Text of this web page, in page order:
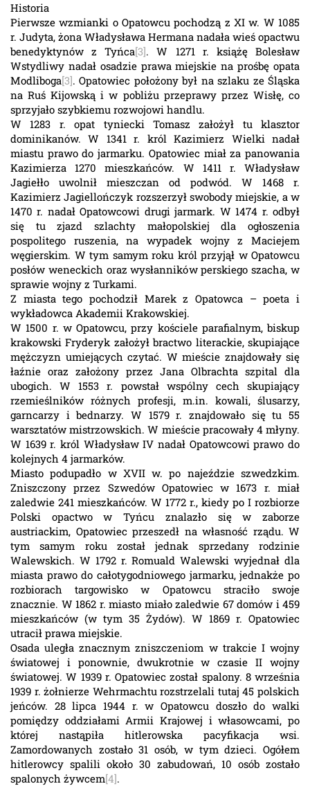
Historia
Pierwsze wzmianki o Opatowcu pochodzą z XI w. W 1085
r. Judyta, żona Władysława Hermana nadała wieś opactwu
benedyktynów z Tyńca[3]. W 1271 r. książę Bolesław
Wstydliwy nadał osadzie prawa miejskie na prośbę opata
Modliboga[3]. Opatowiec położony był na szlaku ze Śląska
na Ruś Kijowską i w pobliżu przeprawy przez Wisłę, co
sprzyjało szybkiemu rozwojowi handlu.
W 1283 r. opat tyniecki Tomasz założył tu klasztor
dominikanów. W 1341 r. król Kazimierz Wielki nadał
miastu prawo do jarmarku. Opatowiec miał za panowania
Kazimierza 1270 mieszkańców. W 1411 r. Władysław
Jagiełło uwolnił mieszczan od podwód. W 1468 r.
Kazimierz Jagiellończyk rozszerzył swobody miejskie, a w
1470 r. nadał Opatowcowi drugi jarmark. W 1474 r. odbył
się tu zjazd szlachty małopolskiej dla ogłoszenia
pospolitego ruszenia, na wypadek wojny z Maciejem
węgierskim. W tym samym roku król przyjął w Opatowcu
posłów weneckich oraz wysłanników perskiego szacha, w
sprawie wojny z Turkami.
Z miasta tego pochodził Marek z Opatowca – poeta i
wykładowca Akademii Krakowskiej.
W 1500 r. w Opatowcu, przy kościele parafialnym, biskup
krakowski Fryderyk założył bractwo literackie, skupiające
mężczyzn umiejących czytać. W mieście znajdowały się
łaźnie oraz założony przez Jana Olbrachta szpital dla
ubogich. W 1553 r. powstał wspólny cech skupiający
rzemieślników różnych profesji, m.in. kowali, ślusarzy,
garncarzy i bednarzy. W 1579 r. znajdowało się tu 55
warsztatów mistrzowskich. W mieście pracowały 4 młyny.
W 1639 r. król Władysław IV nadał Opatowcowi prawo do
kolejnych 4 jarmarków.
Miasto podupadło w XVII w. po najeździe szwedzkim.
Zniszczony przez Szwedów Opatowiec w 1673 r. miał
zaledwie 241 mieszkańców. W 1772 r., kiedy po I rozbiorze
Polski opactwo w Tyńcu znalazło się w zaborze
austriackim, Opatowiec przeszedł na własność rządu. W
tym samym roku został jednak sprzedany rodzinie
Walewskich. W 1792 r. Romuald Walewski wyjednał dla
miasta prawo do całotygodniowego jarmarku, jednakże po
rozbiorach targowisko w Opatowcu straciło swoje
znacznie. W 1862 r. miasto miało zaledwie 67 domów i 459
mieszkańców (w tym 35 Żydów). W 1869 r. Opatowiec
utracił prawa miejskie.
Osada uległa znacznym zniszczeniom w trakcie I wojny
światowej i ponownie, dwukrotnie w czasie II wojny
światowej. W 1939 r. Opatowiec został spalony. 8 września
1939 r. żołnierze Wehrmachtu rozstrzelali tutaj 45 polskich
jeńców. 28 lipca 1944 r. w Opatowcu doszło do walki
pomiędzy oddziałami Armii Krajowej i własowcami, po
której nastąpiła hitlerowska pacyfikacja wsi.
Zamordowanych zostało 31 osób, w tym dzieci. Ogółem
hitlerowcy spalili około 30 zabudowań, 10 osób zostało
spalonych żywcem[4].